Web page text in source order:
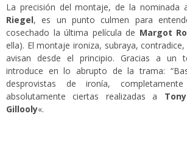
La precisión del montaje, de la nominada
Riegel, es un punto culmen para
cosechado la última película de Margot
ella). El montaje ironiza, subraya,
avisan desde el principio. Gracias a un
introduce en lo abrupto de la trama:
desprovistas de ironía,
absolutamente ciertas realizadas a
Gillooly«.